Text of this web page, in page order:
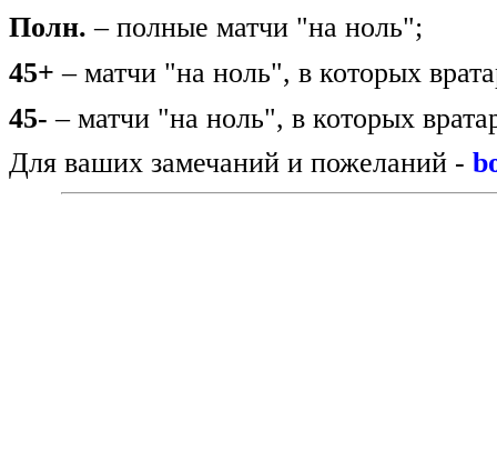
Полн. – полные матчи "на ноль";
45+ – матчи "на ноль", в которых
45- – матчи "на ноль", в которых
Для ваших замечаний и пожеланий -